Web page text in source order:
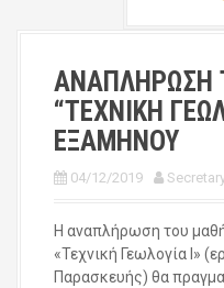
ΑΝΑΠΛΗΡΩΣΗ
“ΤΕΧΝΙΚΗ
ΕΞΑΜΗΝΟΥ
04/12/2019
Η αναπλήρωση του
«Τεχνική Γεωλογία Ι»
Παρασκευής) θα